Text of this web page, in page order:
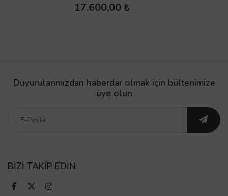
Davlumbaz
17.600,00 ₺
Duyurularımızdan haberdar olmak için bültenimize
üye olun
BİZİ TAKİP EDİN